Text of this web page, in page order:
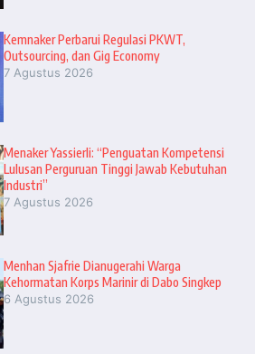
Kemnaker Perbarui Regulasi PKWT,
Outsourcing, dan Gig Economy
7 Agustus 2026
Menaker Yassierli: “Penguatan Kompetensi
Lulusan Perguruan Tinggi Jawab Kebutuhan
Industri”
7 Agustus 2026
Menhan Sjafrie Dianugerahi Warga
Kehormatan Korps Marinir di Dabo Singkep
6 Agustus 2026